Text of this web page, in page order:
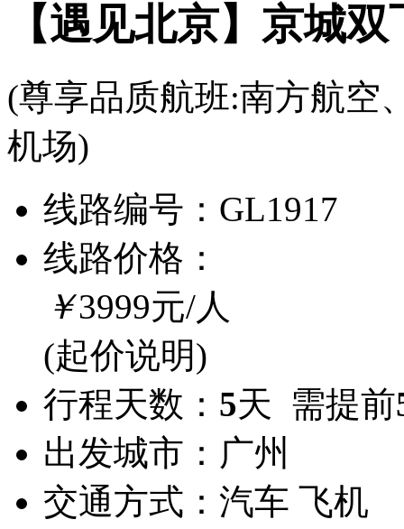
【遇见北京】京城
(尊享品质航班:南方航空
机场)
线路编号： GL1917
线路价格：
￥3999元/人
(起价说明)
行程天数： 5天 需提前
出发城市： 广州
交通方式： 汽车 飞机